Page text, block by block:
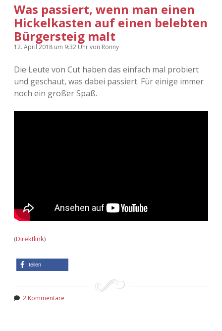
Was passiert, wenn man einen
Hickelkasten auf einen belebten
Bürgersteig malt
12. April 2018 um 9:32 Uhrvon Ronny
Die Leute von Cut haben das einfach mal probiert
und geschaut, was dabei passiert. Für einige immer
noch ein großer Spaß.
(Direktlink)
teilen
2 Kommentare